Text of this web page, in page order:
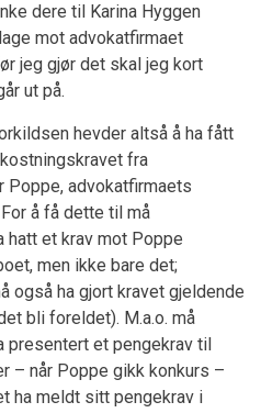
dere til Karina Hyggen
mot advokatfirmaet
jeg gjør det skal jeg kort
ut på.
hevder altså å ha fått
fra
Poppe, advokatfirmaets
å få dette til må
hatt et krav mot Poppe
men ikke bare det;
også ha gjort kravet gjeldende
bli foreldet). M.a.o. må
presentert et pengekrav til
– når Poppe gikk konkurs –
ha meldt sitt pengekrav i